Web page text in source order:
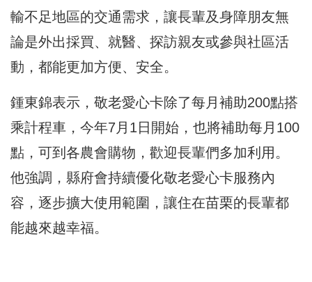
輸不足地區的交通需求，讓長輩及身障朋友無
論是外出採買、就醫、探訪親友或參與社區活
動，都能更加方便、安全。
鍾東錦表示，敬老愛心卡除了每月補助200點搭
乘計程車，今年7月1日開始，也將補助每月100
點，可到各農會購物，歡迎長輩們多加利用。
他強調，縣府會持續優化敬老愛心卡服務內
容，逐步擴大使用範圍，讓住在苗栗的長輩都
能越來越幸福。